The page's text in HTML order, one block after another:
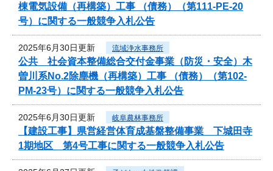
棟電気設備（再構築）工事 （債務）（第111-PE-20
号）に関する一般競争入札公告
2025年6月30日更新 流域浄水事務所
公共 社会資本整備総合交付金事業（防災・安全）木
曽川系No.2除塵機（再構築）工事 （債務）（第102-
PM-23号）に関する一般競争入札公告
2025年6月30日更新 岐阜農林事務所
【建設工事】県営経営体育成基盤整備事業 下城田寺
1期地区 第4号工事に関する一般競争入札公告